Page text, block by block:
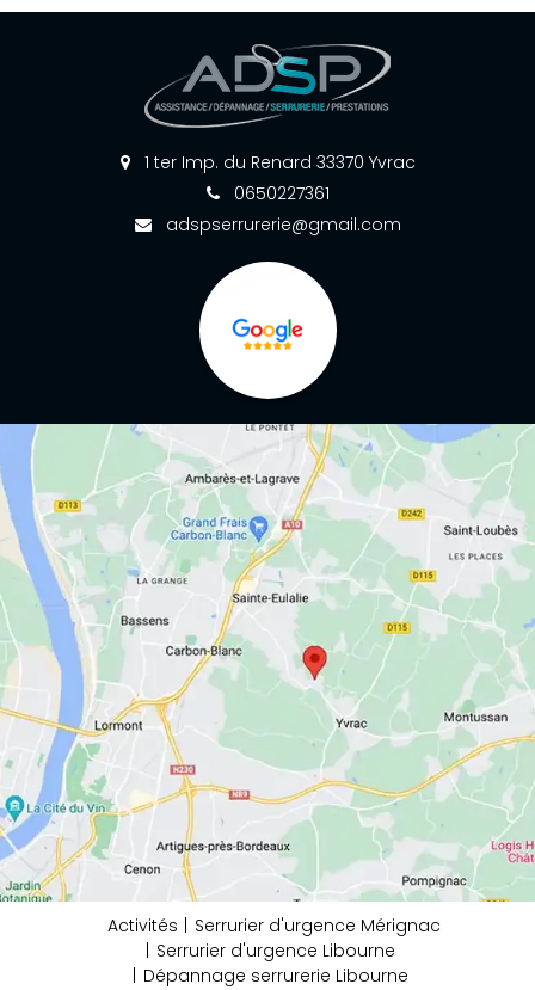
1 ter Imp. du Renard 33370 Yvrac
0650227361
adspserrurerie@gmail.com
Activités
Serrurier d'urgence Mérignac
Serrurier d'urgence Libourne
Dépannage serrurerie Libourne